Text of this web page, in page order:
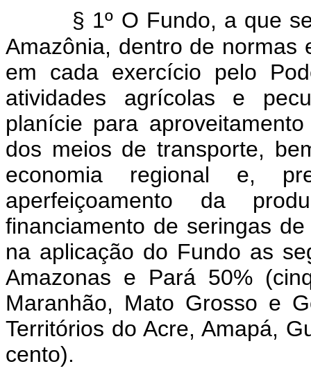
§ 1º O Fundo, a que
Amazônia, dentro de normas
em cada exercício pelo
atividades agrícolas e
planície para
dos meios de transporte,
economia regional e,
aperfeiçoamento da
financiamento de seringas
na aplicação do Fundo as
Amazonas e Pará 50%
Maranhão, Mato Grosso e
Territórios do Acre, Amapá,
cento).